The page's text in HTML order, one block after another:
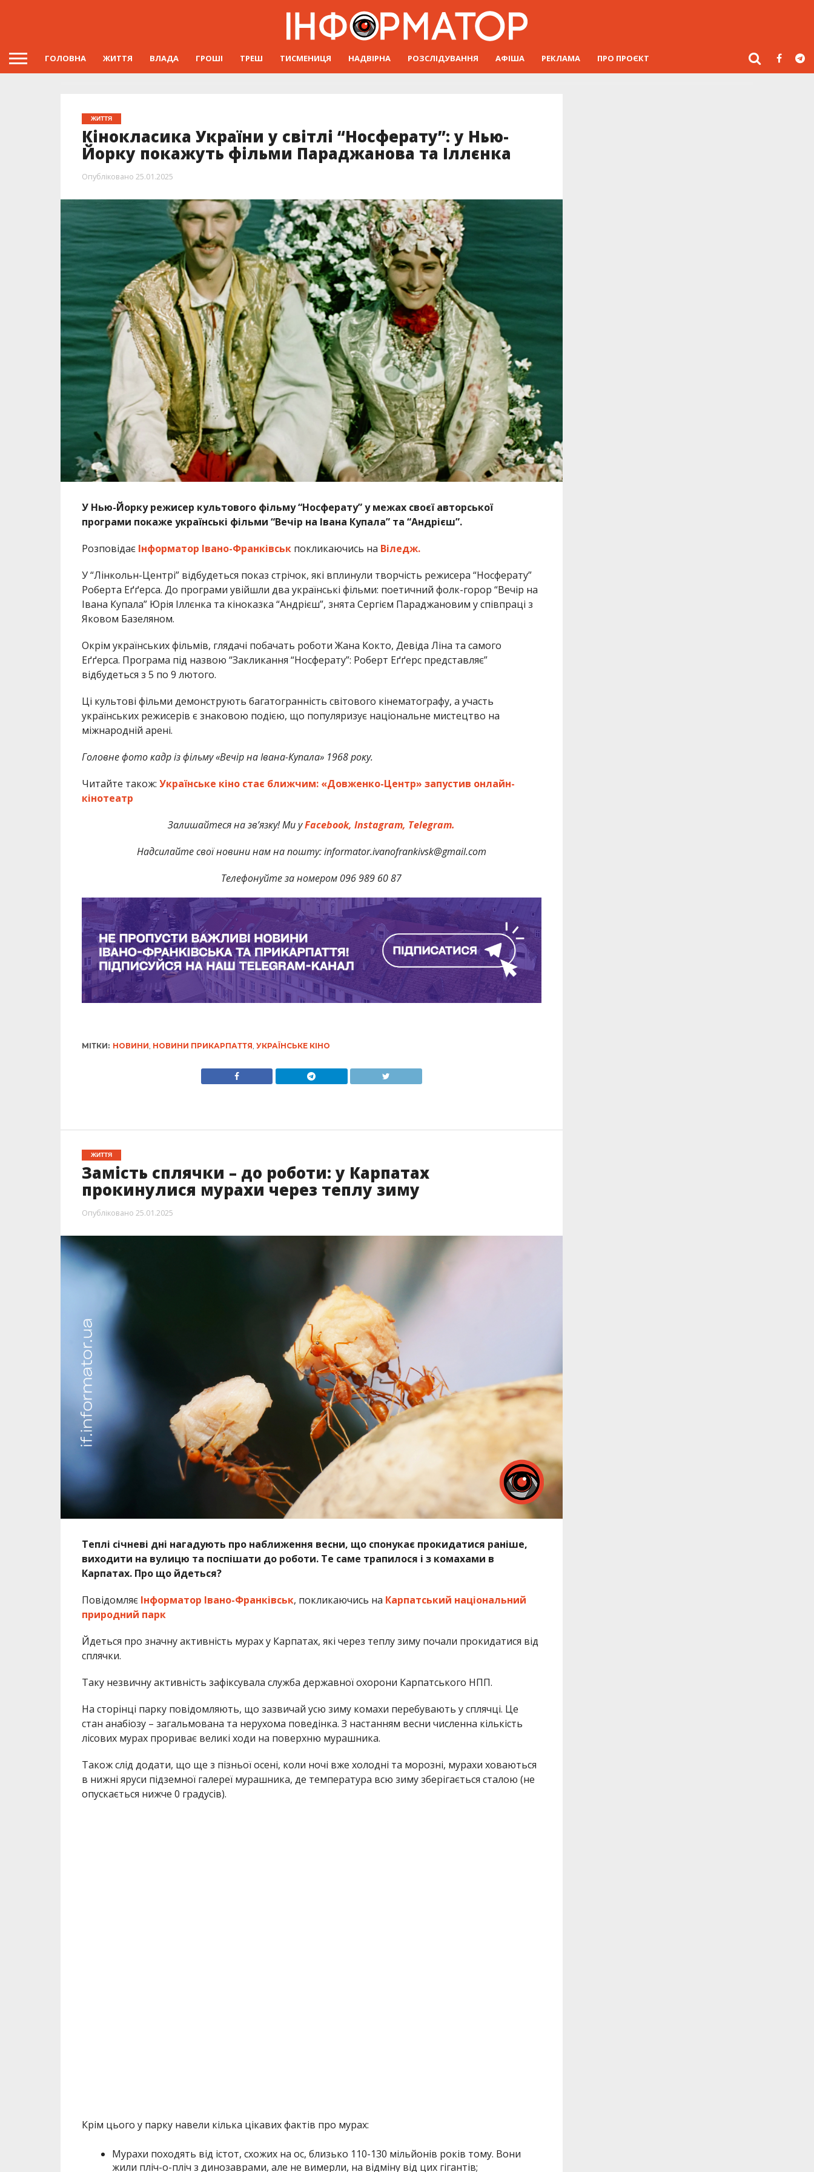
ГОЛОВНА ЖИТТЯ ВЛАДА ГРОШІ ТРЕШ ТИСМЕНИЦЯ НАДВІРНА РОЗСЛІДУВАННЯ АФІША РЕКЛАМА ПРО ПРОЄКТ
ЖИТТЯ
Кінокласика України у світлі “Носферату”: у Нью-
Йорку покажуть фільми Параджанова та Іллєнка
Опубліковано 25.01.2025
У Нью-Йорку режисер культового фільму “Носферату” у межах своєї авторської
програми покаже українські фільми “Вечір на Івана Купала” та “Андрієш”.
Розповідає Інформатор Івано-Франківськпокликаючись на Віледж.
У “Лінкольн-Центрі” відбудеться показ стрічок, які вплинули творчість режисера “Носферату”
Роберта Еґґерса. До програми увійшли два українські фільми: поетичний фолк-горор “Вечір на
Івана Купала” Юрія Іллєнка та кіноказка “Андрієш”, знята Сергієм Параджановим у співпраці з
Яковом Базеляном.
Окрім українських фільмів, глядачі побачать роботи Жана Кокто, Девіда Ліна та самого
Еґґерса. Програма під назвою “Закликання “Носферату”: Роберт Еґґерс представляє”
відбудеться з 5 по 9 лютого.
Ці культові фільми демонструють багатогранність світового кінематографу, а участь
українських режисерів є знаковою подією, що популяризує національне мистецтво на
міжнародній арені.
Головне фото кадр із фільму «Вечір на Івана-Купала» 1968 року.
Читайте також: Українське кіно стає ближчим: «Довженко-Центр» запустив онлайн-
кінотеатр
Залишайтеся на зв’язку! Ми уFacebook, Instagram, Telegram.
Надсилайте свої новини нам на пошту: informator.ivanofrankivsk@gmail.com
Телефонуйте за номером 096 989 60 87
МІТКИ: НОВИНИ, НОВИНИ ПРИКАРПАТТЯ, УКРАЇНСЬКЕ КІНО
ЖИТТЯ
Замість сплячки – до роботи: у Карпатах
прокинулися мурахи через теплу зиму
Опубліковано 25.01.2025
Теплі січневі дні нагадують про наближення весни, що спонукає прокидатися раніше,
виходити на вулицю та поспішати до роботи. Те саме трапилося і з комахами в
Карпатах. Про що йдеться?
Повідомляє Інформатор Івано-Франківськ, покликаючись на Карпатський національний
природний парк
Йдеться про значну активність мурах у Карпатах, які через теплу зиму почали прокидатися від
сплячки.
Таку незвичну активність зафіксувала служба державної охорони Карпатського НПП.
На сторінці парку повідомляють, що зазвичай усю зиму комахи перебувають у сплячці. Це
стан анабіозу – загальмована та нерухома поведінка. З настанням весни численна кількість
лісових мурах прориває великі ходи на поверхню мурашника.
Також слід додати, що ще з пізньої осені, коли ночі вже холодні та морозні, мурахи ховаються
в нижні яруси підземної галереї мурашника, де температура всю зиму зберігається сталою (не
опускається нижче 0 градусів).
Крім цього у парку навели кілька цікавих фактів про мурах:
Мурахи походять від істот, схожих на ос, близько 110-130 мільйонів років тому. Вони
жили пліч-о-пліч з динозаврами, але не вимерли, на відміну від цих гігантів;